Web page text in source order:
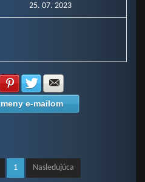
25. 07. 2023
na Facebook
Zdielať na LinkedIn
Zdielať na Pinterest
Zdielať na Twitter
e-mailom
1 Nasledujúca